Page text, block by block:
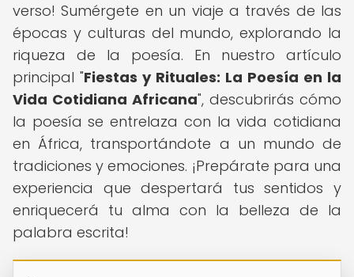
verso! Sumérgete en un viaje a través de las
épocas y culturas del mundo, explorando la
riqueza de la poesía. En nuestro artículo
principal "Fiestas y Rituales: La Poesía en la
Vida Cotidiana Africana", descubrirás cómo
la poesía se entrelaza con la vida cotidiana
en África, transportándote a un mundo de
tradiciones y emociones. ¡Prepárate para una
experiencia que despertará tus sentidos y
enriquecerá tu alma con la belleza de la
palabra escrita!